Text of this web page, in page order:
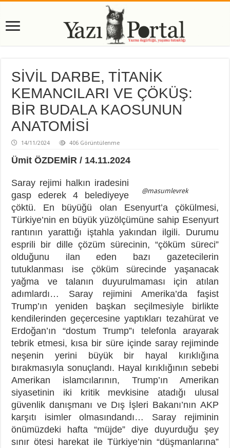
SİVİL DARBE, TİTANİK
KEMANCILARI VE ÇÖKÜŞ:
BİR BUDALA KAOSUNUN
ANATOMİSİ
14/11/2024 406 Görüntülenme
Ümit ÖZDEMİR / 14.11.2024
@masumlevrek
Saray rejimi halkın iradesini
gasp ederek 4 belediyeye
çöktü. En büyüğü olan Esenyurt’a çökülmesi,
Türkiye’nin en büyük yüzölçümüne sahip Esenyurt
rantının yarattığı iştahla yakından ilgili. Durumu
esprili bir dille çözüm sürecinin, “çöküm süreci”
olduğunu ilan eden bazı gazetecilerin
tutuklanması ise çöküm sürecinde yaşanacak
yağma ve talanın duyurulmaması için atılan
adımlardı… Saray rejimini Amerika’da faşist
Trump’ın yeniden başkan seçilmesiyle birlikte
kendilerinden geçercesine yaptıkları tezahürat ve
Erdoğan’ın “dostum Trump”ı telefonla arayarak
tebrik etmesi, kısa bir süre içinde saray rejiminde
neşenin yerini büyük bir hayal kırıklığına
bırakmasıyla sonuçlandı. Hayal kırıklığının sebebi
Amerikan islamcılarının, Trump’ın Amerikan
siyasetinin iki kritik mevkisine atadığı ulusal
güvenlik danışmanı ve Dış İşleri Bakanı’nın AKP
karşıtı isimler olmasındandı… Saray rejiminin
önümüzdeki hafta “müjde” diye duyurduğu şey
sınır ötesi harekat ile Türkiye’nin “düşmanlarına”